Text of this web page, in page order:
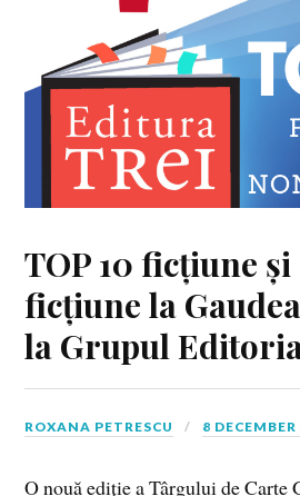
TOP 10 ficțiune
ficțiune la
la Grupul
ROXANA PETRESCU 8
O nouă ediție a Târgului de Carte